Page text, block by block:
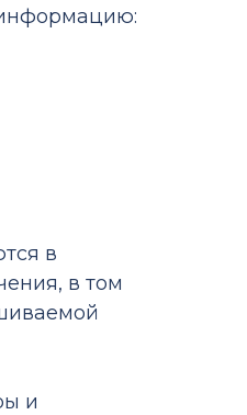
в
в том
и